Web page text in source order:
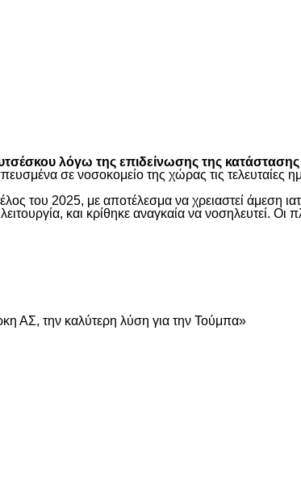
λόγω της επιδείνωσης της κατάστασης
σε νοσοκομείο της χώρας τις
του 2025, με αποτέλεσμα να χρειαστεί άμεση
και κρίθηκε αναγκαία να νοσηλευτεί.
ΑΣ, την καλύτερη λύση για την Τούμπα»